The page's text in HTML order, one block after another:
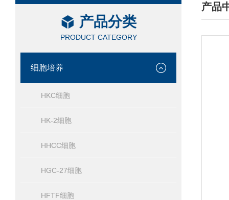
产品分类
PRODUCT CATEGORY
细胞培养
HKC细胞
HK-2细胞
HHCC细胞
HGC-27细胞
HFTF细胞
产品
/